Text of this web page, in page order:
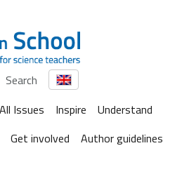
Search
All Issues Inspire
Understand
Get involved Author guidelines